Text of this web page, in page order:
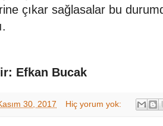
çıkar sağlasalar bu
Efkan Bucak
30, 2017 Hiç yorum yok: